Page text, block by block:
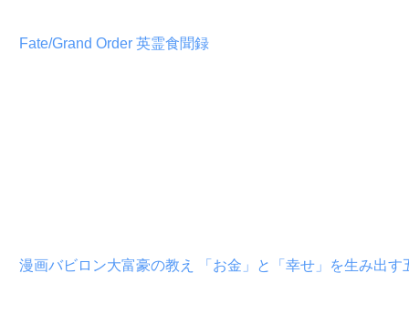
Fate/Grand Order 英霊食聞録
漫画バビロン大富豪の教え 「お金」と「幸せ」を生み出す